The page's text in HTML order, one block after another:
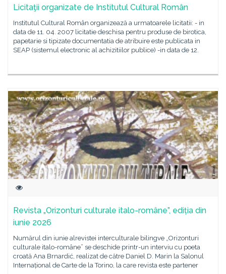
Licitaţii organizate de Institutul Cultural Român
Institutul Cultural Român organizează a urmatoarele licitatii: - in
data de 11. 04. 2007 licitatie deschisa pentru produse de birotica,
papetarie si tipizate documentatia de atribuire este publicata in
SEAP (sistemul electronic al achizitiilor publice) -in data de 12.
Revista „Orizonturi culturale italo-române”, ediția din
iunie 2026
Numărul din iunie alrevistei interculturale bilingve „Orizonturi
culturale italo-române” se deschide printr-un interviu cu poeta
croată Ana Brnardić, realizat de către Daniel D. Marin la Salonul
Internațional de Carte de la Torino, la care revista este partener